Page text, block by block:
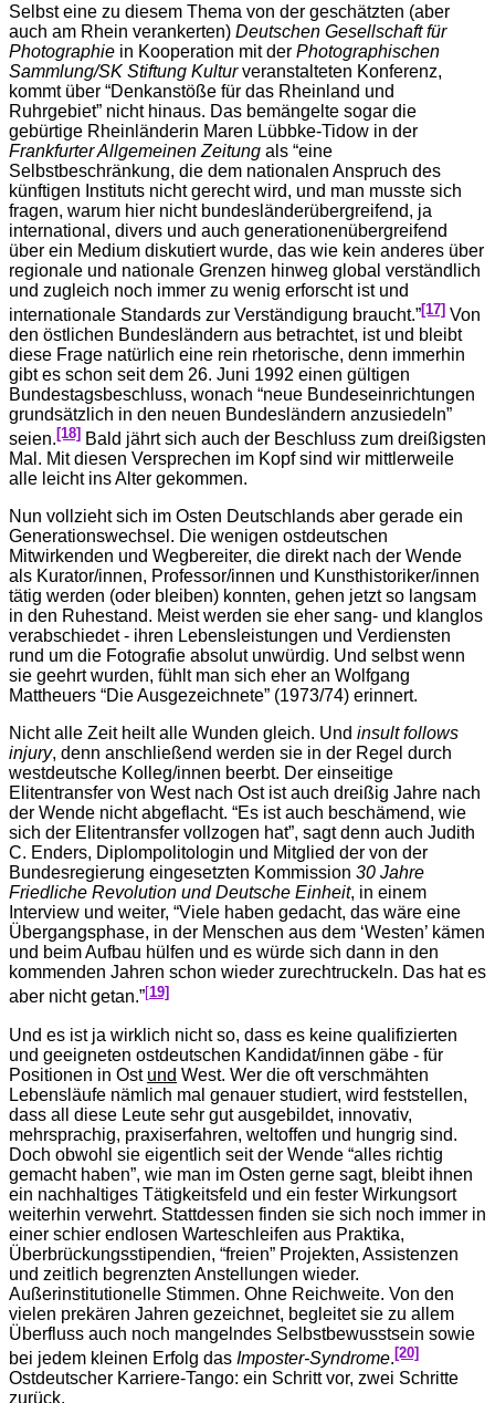
Selbst eine zu diesem Thema von der geschätzten (aber
auch am Rhein verankerten) Deutschen Gesellschaft für
Photographie in Kooperation mit der Photographischen
Sammlung/SK Stiftung Kulturveranstalteten Konferenz,
kommt über “Denkanstöße für das Rheinland und
Ruhrgebiet” nicht hinaus. Das bemängelte sogar die
gebürtige Rheinländerin Maren Lübbke-Tidow in der
Frankfurter Allgemeinen Zeitung als “eine
Selbstbeschränkung, die dem nationalen Anspruch des
künftigen Instituts nicht gerecht wird, und man musste sich
fragen, warum hier nicht bundesländerübergreifend, ja
international, divers und auch generationenübergreifend
über ein Medium diskutiert wurde, das wie kein anderes über
regionale und nationale Grenzen hinweg global verständlich
und zugleich noch immer zu wenig erforscht ist und
internationale Standards zur Verständigung braucht.”[17] Von
den östlichen Bundesländern aus betrachtet, ist und bleibt
diese Frage natürlich eine rein rhetorische, denn immerhin
gibt es schon seit dem 26. Juni 1992 einen gültigen
Bundestagsbeschluss, wonach “neue Bundeseinrichtungen
grundsätzlich in den neuen Bundesländern anzusiedeln”
seien. [18] Bald jährt sich auch der Beschluss zum dreißigsten
Mal. Mit diesen Versprechen im Kopf sind wir mittlerweile
alle leicht ins Alter gekommen.
Nun vollzieht sich im Osten Deutschlands aber gerade ein
Generationswechsel. Die wenigen ostdeutschen
Mitwirkenden und Wegbereiter, die direkt nach der Wende
als Kurator/innen, Professor/innen und Kunsthistoriker/innen
tätig werden (oder bleiben) konnten, gehen jetzt so langsam
in den Ruhestand. Meist werden sie eher sang- und klanglos
verabschiedet - ihren Lebensleistungen und Verdiensten
rund um die Fotografie absolut unwürdig. Und selbst wenn
sie geehrt wurden, fühlt man sich eher an Wolfgang
Mattheuers “Die Ausgezeichnete” (1973/74) erinnert.
Nicht alle Zeit heilt alle Wunden gleich. Und insult follows
injury, denn anschließend werden sie in der Regel durch
westdeutsche Kolleg/innen beerbt. Der einseitige
Elitentransfer von West nach Ost ist auch dreißig Jahre nach
der Wende nicht abgeflacht. “Es ist auch beschämend, wie
sich der Elitentransfer vollzogen hat”, sagt denn auch Judith
C. Enders, Diplompolitologin und Mitglied der von der
Bundesregierung eingesetzten Kommission 30 Jahre
Friedliche Revolution und Deutsche Einheit, in einem
Interview und weiter, “Viele haben gedacht, das wäre eine
Übergangsphase, in der Menschen aus dem ‘Westen’ kämen
und beim Aufbau hülfen und es würde sich dann in den
kommenden Jahren schon wieder zurechtruckeln. Das hat es
aber nicht getan.”[19]
Und es ist ja wirklich nicht so, dass es keine qualifizierten
und geeigneten ostdeutschen Kandidat/innen gäbe - für
Positionen in Ost und West. Wer die oft verschmähten
Lebensläufe nämlich mal genauer studiert, wird feststellen,
dass all diese Leute sehr gut ausgebildet, innovativ,
mehrsprachig, praxiserfahren, weltoffen und hungrig sind.
Doch obwohl sie eigentlich seit der Wende “alles richtig
gemacht haben”, wie man im Osten gerne sagt, bleibt ihnen
ein nachhaltiges Tätigkeitsfeld und ein fester Wirkungsort
weiterhin verwehrt. Stattdessen finden sie sich noch immer in
einer schier endlosen Warteschleifen aus Praktika,
Überbrückungsstipendien, “freien” Projekten, Assistenzen
und zeitlich begrenzten Anstellungen wieder.
Außerinstitutionelle Stimmen. Ohne Reichweite. Von den
vielen prekären Jahren gezeichnet, begleitet sie zu allem
Überfluss auch noch mangelndes Selbstbewusstsein sowie
bei jedem kleinen Erfolg das Imposter-Syndrome.[20]
Ostdeutscher Karriere-Tango: ein Schritt vor, zwei Schritte
zurück.